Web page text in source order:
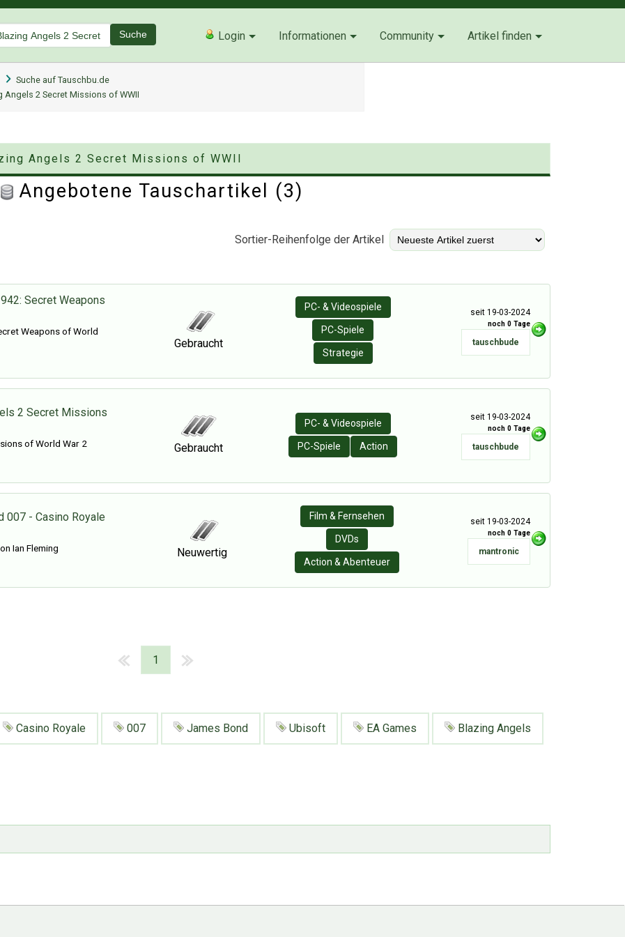
Suche Login Informationen Community Artikel finden
Suche auf Tauschbu.de
Angels 2 Secret Missions of WWII
Angels 2 Secret Missions of WWII
Angebotene Tauschartikel (3)
Sortier-Reihenfolge der Artikel
Secret Weapons
Weapons of World
Gebraucht
PC- & Videospiele
PC-Spiele
Strategie
seit 19-03-2024
noch 0 Tage
tauschbude
2 Secret Missions
of World War 2
Gebraucht
PC- & Videospiele
PC-Spiele Action
seit 19-03-2024
noch 0 Tage
tauschbude
007 - Casino Royale
Ian Fleming
Neuwertig
Film & Fernsehen
DVDs
Action & Abenteuer
seit 19-03-2024
noch 0 Tage
mantronic
1
Casino Royale 007 James Bond Ubisoft EA Games Blazing Angels